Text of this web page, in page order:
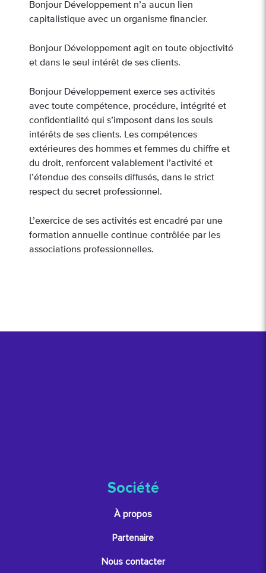
Bonjour Développement n’a aucun lien
capitalistique avec un organisme financier.
Bonjour Développement agit en toute objectivité
et dans le seul intérêt de ses clients.
Bonjour Développement exerce ses activités
avec toute compétence, procédure, intégrité et
confidentialité qui s’imposent dans les seuls
intérêts de ses clients. Les compétences
extérieures des hommes et femmes du chiffre et
du droit, renforcent valablement l’activité et
l’étendue des conseils diffusés, dans le strict
respect du secret professionnel.
L’exercice de ses activités est encadré par une
formation annuelle continue contrôlée par les
associations professionnelles.
Société
À propos
Partenaire
Nous contacter